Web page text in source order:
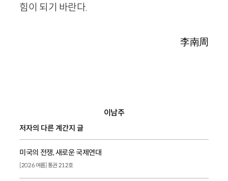
힘이 되기 바란다.
李南周
이남주
저자의 다른 계간지 글
미국의 전쟁, 새로운 국제연대
[2026 여름] 통권 212호